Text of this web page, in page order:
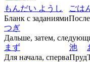
もんだい ようし
Бланк с заданиями
ごは
つぎ
Дальше, затем,
まず
Для начала, сперва
池
Пруд